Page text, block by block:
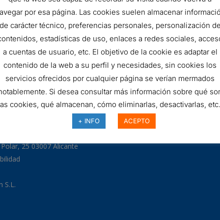
FILTRO
HIDRÁULICO
AÑADIR AL
SKU: DMD087B25B
25 03007 Alicante
S.L.
por esa página. Las cookies suelen almacenar
carácter técnico, preferencias personales, personalización de
estadísticas de uso, enlaces a redes sociales,
a cuentas de usuario, etc. El objetivo de la cookie es adaptar el
contenido de la web a su perfil y necesidades, sin cookies los
servicios ofrecidos por cualquier página se verían mermados
Si desea consultar más información sobre qué
cookies, qué almacenan, cómo eliminarlas, desactivarlas,
+ INFO ACEPTO